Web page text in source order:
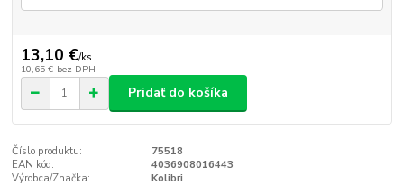
13,10 €/ks
10,65 € bez DPH
Pridať do košíka
Číslo produktu:
75518
EAN kód:
4036908016443
Výrobca/Značka:
Kolibri